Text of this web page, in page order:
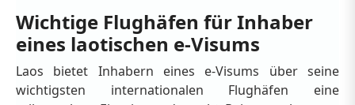
Wichtige Flughäfen für Inhaber
eines laotischen e-Visums
Laos bietet Inhabern eines e-Visums über seine
wichtigsten internationalen Flughäfen eine